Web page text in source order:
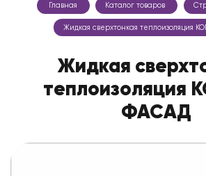
Главная Каталог товаров
Жидкая сверхтонкая теплоизоляция
Жидкая
теплоизоляция
ФАСАД